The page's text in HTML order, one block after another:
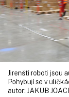
Jirenští roboti jsou
Pohybují se v
autor: JAKUB